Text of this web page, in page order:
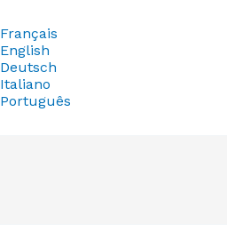
Français
English
Deutsch
Italiano
Português